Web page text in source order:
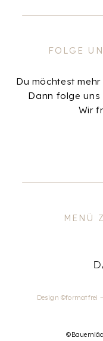
MENÜ
FOLGE
Du möchtest
Dann folge
Wir
Design ©formatfrei